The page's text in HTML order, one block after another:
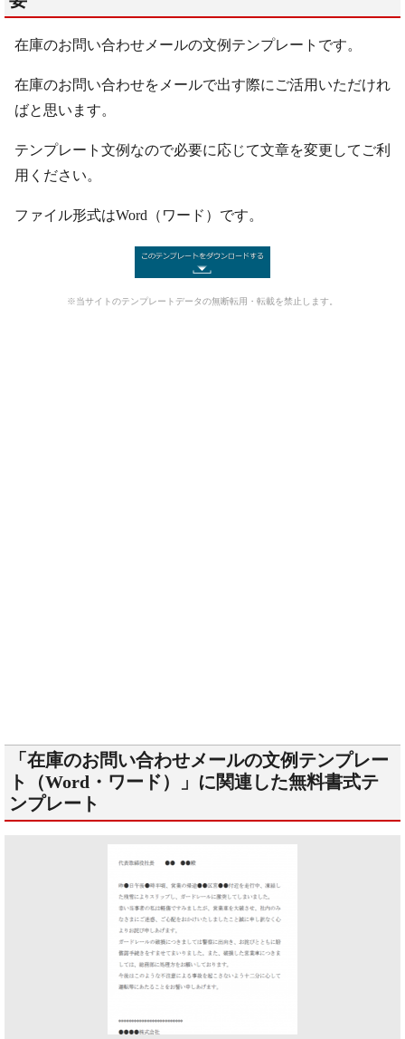
在庫のお問い合わせメールの文例テンプレートです。
在庫のお問い合わせをメールで出す際にご活用いただけれ
ばと思います。
テンプレート文例なので必要に応じて文章を変更してご利
用ください。
ファイル形式はWord（ワード）です。
※当サイトのテンプレートデータの無断転用・転載を禁止します。
「在庫のお問い合わせメールの文例テンプレー
ト（Word・ワード）」に関連した無料書式テ
ンプレート